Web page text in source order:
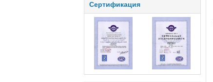
Сертификация